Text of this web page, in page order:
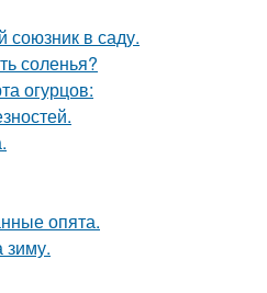
в саду.
соленья?
огурцов:
опята.
зиму.